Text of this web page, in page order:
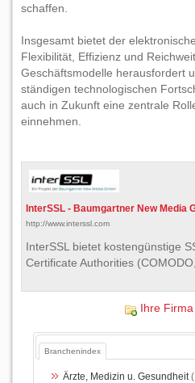
schaffen.
Insgesamt bietet der
Flexibilität, Effizienz und
Geschäftsmodelle herausfordert
ständigen technologischen
auch in Zukunft eine zentrale
einnehmen.
InterSSL - Baumgartner New Media
http://www.interssl.com
InterSSL bietet kostengünstige
Certificate Authorities
Ihre
Branchenindex
Ärzte, Medizin u. Gesundheit